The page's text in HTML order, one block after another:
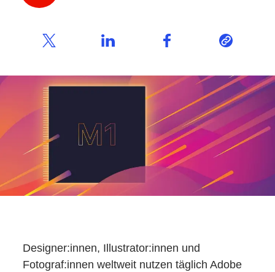
Designer:innen, Illustrator:innen und
Fotograf:innen weltweit nutzen täglich Adobe